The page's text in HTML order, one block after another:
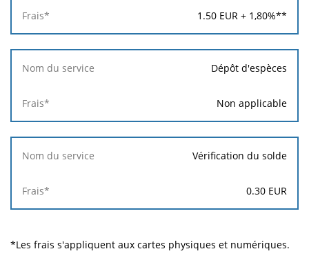
1.50 EUR + 1,80%**
Dépôt d'espèces
Non applicable
Vérification du solde
0.30 EUR
*Les frais s'appliquent aux cartes physiques et numériques.